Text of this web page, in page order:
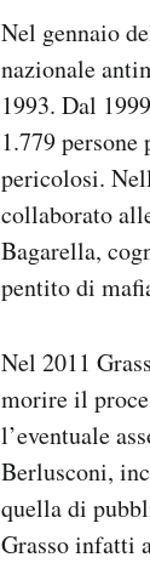
Nel gennaio
nazionale
1993. Dal
1.779
pericolosi.
collaborato
Bagarella,
pentito di
Nel 2011
morire il
l’eventuale
Berlusconi,
quella di
Grasso infatti